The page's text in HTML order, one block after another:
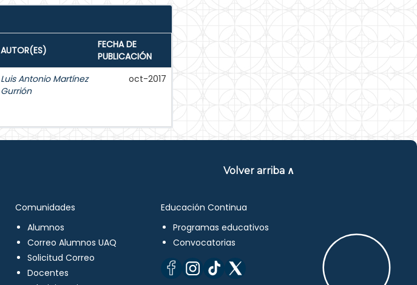
AUTOR(ES)
FECHA DE
PUBLICACIÓN
Luis Antonio Martínez
Gurrión
oct-2017
Volver arriba ∧
Comunidades
Alumnos
Correo Alumnos UAQ
Solicitud Correo
Docentes
Educación Continua
Programas educativos
Convocatorias